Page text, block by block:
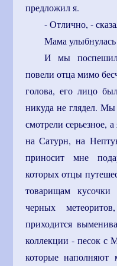
предложил я.
- Отлично, -
Мама
И мы
повели отца мимо
голова, его лицо
никуда не глядел. Мы
смотрели серьезное,
на Сатурн, на
приносит мне
которых отцы
товарищам
черных
приходится
коллекции - песок с
которые